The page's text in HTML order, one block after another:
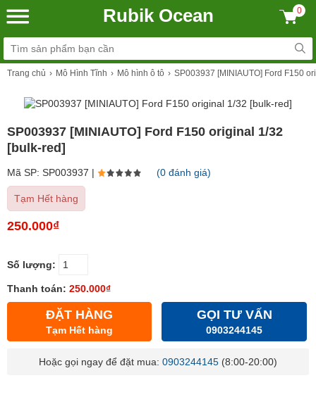
Rubik Ocean 0
Trang chủ Mô Hình Tĩnh Mô hình ô tô SP003937 [MINIAUTO] Ford F150
SP003937 [MINIAUTO] Ford F150 original 1/32
[bulk-red]
Mã SP: SP003937 | (0 đánh giá)
Tạm Hết hàng
250.000₫
Số lượng:
Thanh toán: 250.000₫
ĐẶT HÀNG
Tạm Hết hàng
GỌI TƯ VẤN
0903244145
Hoặc gọi ngay để đặt mua: 0903244145 (8:00-20:00)